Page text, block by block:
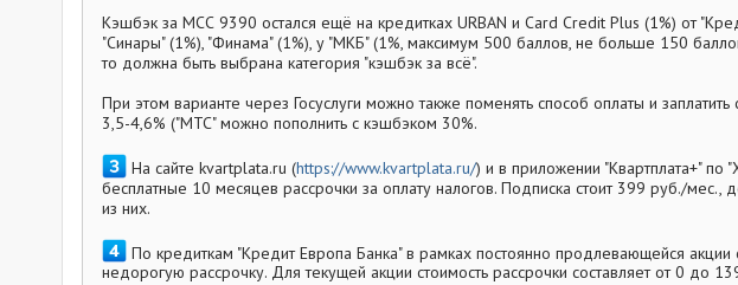
Кэшбэк за МСС 9390 остался ещё на кредитках URBAN и Card Credit Plus (1%) от
"Синары" (1%), "Финама" (1%), у "МКБ" (1%, максимум 500 баллов, не больше 150
то должна быть выбрана категория "кэшбэк за всё".
При этом варианте через Госуслуги можно также поменять способ оплаты и
3,5-4,6% ("МТС" можно пополнить с кэшбэком 30%.
На сайте kvartplata.ru (https://www.kvartplata.ru/) и в приложении "Квартплата+" по
бесплатные 10 месяцев рассрочки за оплату налогов. Подписка стоит 399 руб./
из них.
По кредиткам "Кредит Европа Банка" в рамках постоянно продлевающейся
недорогую рассрочку. Для текущей акции стоимость рассрочки составляет от 0 до